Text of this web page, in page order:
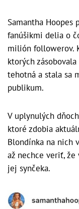
Samantha
fanúšikmi delia o
milión followerov.
ktorých
tehotná a stala sa
publikum.
V uplynulých
ktoré zdobia
Blondínka na nich
až nechce veriť,
jej synčeka.